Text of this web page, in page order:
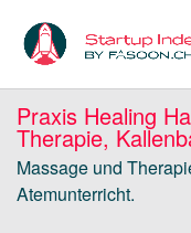
Praxis Healing
Therapie,
Massage und
Atemunterricht.